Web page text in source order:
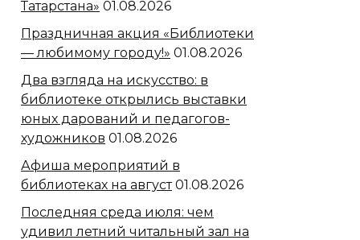
Татарстана» 01.08.2026
Праздничная акция «Библиотеки
— любимому городу!» 01.08.2026
Два взгляда на искусство: в
библиотеке открылись выставки
юных дарований и педагогов-
художников 01.08.2026
Афиша мероприятий в
библиотеках на август 01.08.2026
Последняя среда июля: чем
удивил летний читальный зал на